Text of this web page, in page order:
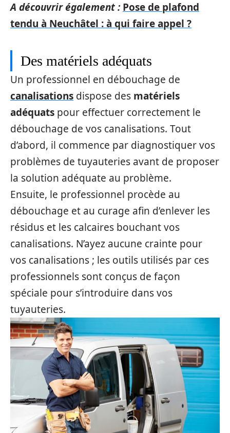
A découvrir également : Pose de plafond
tendu à Neuchâtel : à qui faire appel ?
Des matériels adéquats
Un professionnel en débouchage de
canalisations dispose des matériels
adéquats pour effectuer correctement le
débouchage de vos canalisations. Tout
d’abord, il commence par diagnostiquer vos
problèmes de tuyauteries avant de proposer
la solution adéquate au problème.
Ensuite, le professionnel procède au
débouchage et au curage afin d’enlever les
résidus et les calcaires bouchant vos
canalisations. N’ayez aucune crainte pour
vos canalisations ; les outils utilisés par ces
professionnels sont conçus de façon
spéciale pour s’introduire dans vos
tuyauteries.